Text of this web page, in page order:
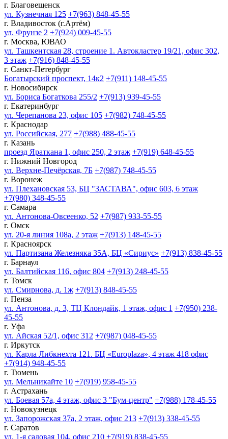
г. Благовещенск
ул. Кузнечная 125 +7(963) 848-45-55
г. Владивосток (г.Артём)
ул. Фрунзе 2 +7(924) 009-45-55
г. Москва, ЮВАО
ул. Ташкентская 28, строение 1. Автокластер 19/21, офис 302,
3 этаж +7(916) 848-45-55
г. Санкт-Петербург
Богатырский проспект, 14к2 +7(911) 148-45-55
г. Новосибирск
ул. Бориса Богаткова 255/2 +7(913) 939-45-55
г. Екатеринбург
ул. Черепанова 23, офис 105 +7(982) 748-45-55
г. Краснодар
ул. Российская, 277 +7(988) 488-45-55
г. Казань
проезд Яраткана 1, офис 250, 2 этаж +7(919) 648-45-55
г. Нижний Новгород
ул. Верхне-Печёрская, 7Б +7(987) 748-45-55
г. Воронеж
ул. Плехановская 53, БЦ "ЗАСТАВА", офис 603, 6 этаж
+7(980) 348-45-55
г. Самара
ул. Антонова-Овсеенко, 52 +7(987) 933-55-55
г. Омск
ул. 20-я линия 108а, 2 этаж +7(913) 148-45-55
г. Красноярск
ул. Партизана Железняка 35А, БЦ «Сириус» +7(913) 838-45-55
г. Барнаул
ул. Балтийская 116, офис 804 +7(913) 248-45-55
г. Томск
ул. Смирнова, д. 1ж +7(913) 848-45-55
г. Пенза
ул. Антонова, д. 3, ТЦ Клондайк, 1 этаж, офис 1 +7(950) 238-
45-55
г. Уфа
ул. Айская 52/1, офис 312 +7(987) 048-45-55
г. Иркутск
ул. Карла Либкнехта 121. БЦ «Europlaza», 4 этаж 418 офис
+7(914) 948-45-55
г. Тюмень
ул. Мельникайте 10 +7(919) 958-45-55
г. Астрахань
ул. Боевая 57а, 4 этаж, офис 3 "Бум-центр" +7(988) 178-45-55
г. Новокузнецк
ул. Запорожская 37а, 2 этаж, офис 213 +7(913) 338-45-55
г. Саратов
ул. 1-я садовая 104, офис 210 +7(919) 838-45-55